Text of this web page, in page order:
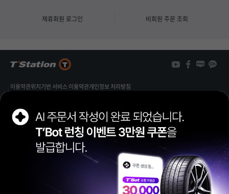
제휴회원 로그인 비회원 주문 조회
이용약관위치기반 서비스 이용약관개인정보 처리방침